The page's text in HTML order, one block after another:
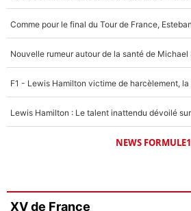
NEWS FORMULE1
XV de France